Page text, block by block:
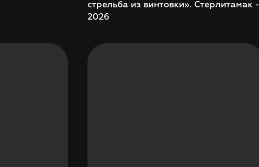
стрельба из винтовки». Стерлитамак -
2026